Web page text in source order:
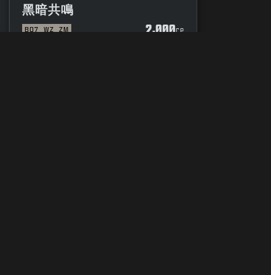
黑暗共鳴
BO7 WZ ZM 2,000CP